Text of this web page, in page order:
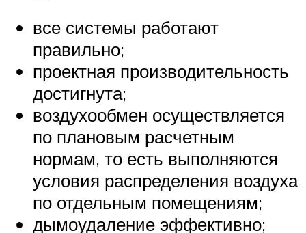
все системы работают
правильно;
проектная производительность
достигнута;
воздухообмен осуществляется
по плановым расчетным
нормам, то есть выполняются
условия распределения воздуха
по отдельным помещениям;
дымоудаление эффективно;